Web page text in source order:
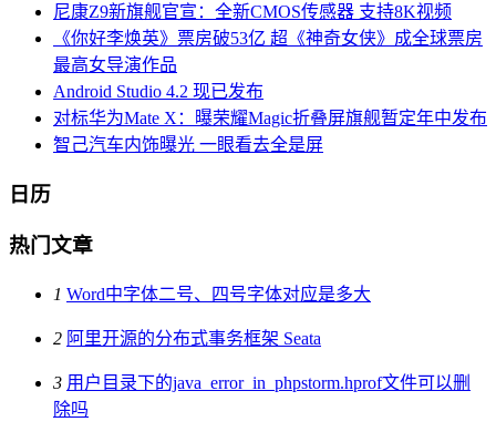
尼康Z9新旗舰官宣：全新CMOS传感器 支持8K视频
《你好李焕英》票房破53亿 超《神奇女侠》成全球票房
最高女导演作品
Android Studio 4.2 现已发布
对标华为Mate X：曝荣耀Magic折叠屏旗舰暂定年中发布
智己汽车内饰曝光 一眼看去全是屏
日历
热门文章
1 Word中字体二号、四号字体对应是多大
2 阿里开源的分布式事务框架 Seata
3 用户目录下的java_error_in_phpstorm.hprof文件可以删
除吗